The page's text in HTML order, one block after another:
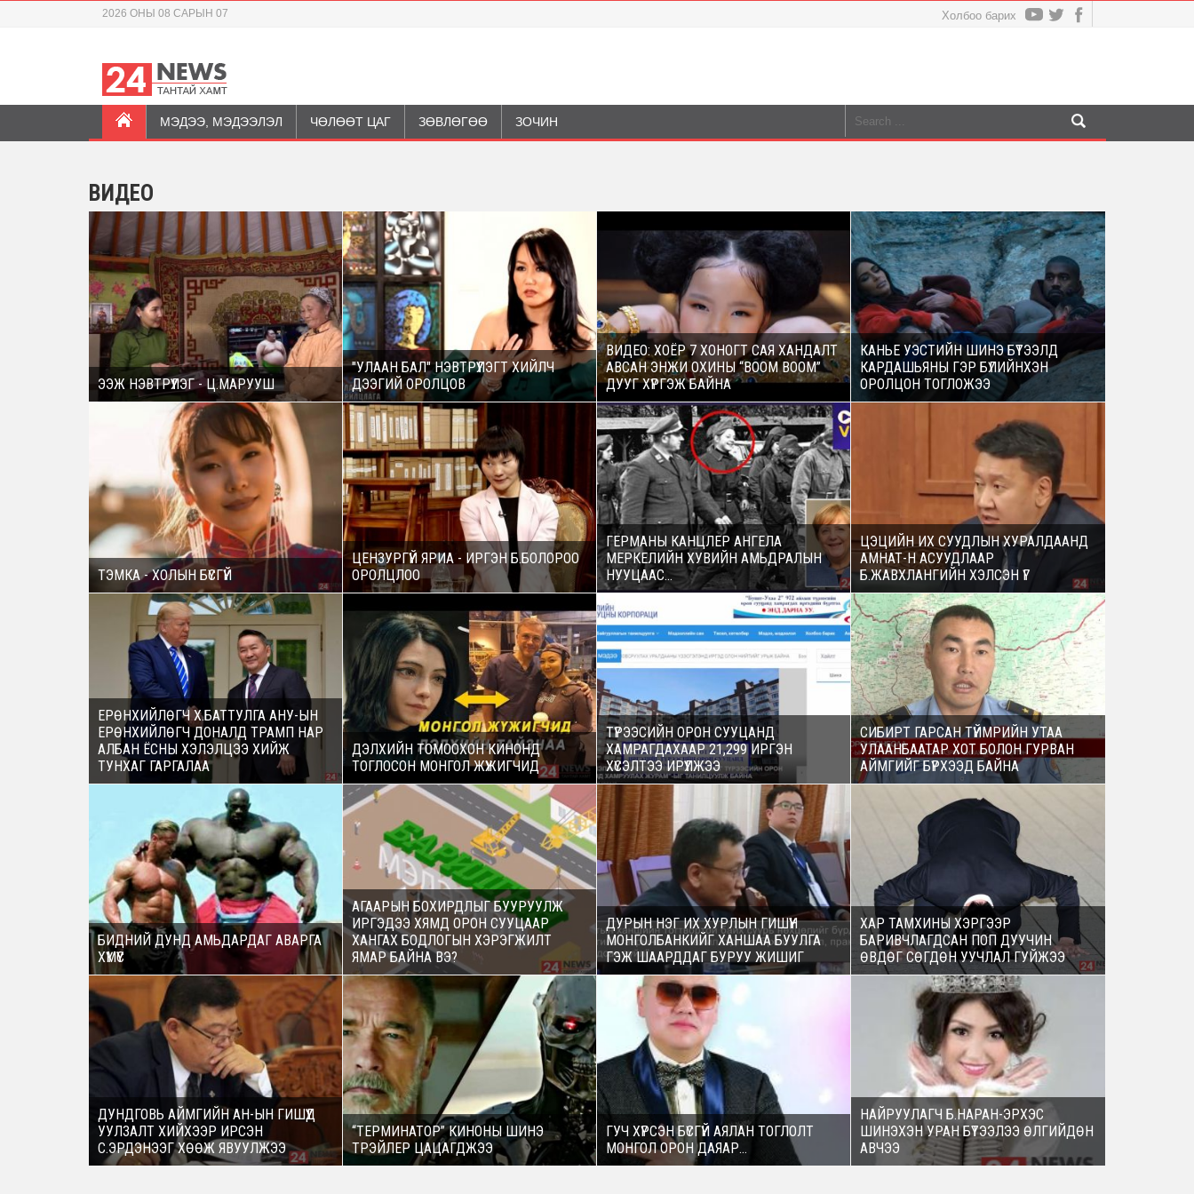
2026 ОНЫ 08 САРЫН 07 Холбоо барих
МЭДЭЭ, МЭДЭЭЛЭЛ ЧӨЛӨӨТ ЦАГ ЗӨВЛӨГӨӨ ЗОЧИН
ВИДЕО
ЭЭЖ НЭВТРҮҮЛЭГ - Ц.МАРУУШ
"УЛААН БАЛ" НЭВТРҮҮЛЭГТ ХИЙЛЧ
ДЭЭГИЙ ОРОЛЦОВ
ВИДЕО: ХОЁР 7 ХОНОГТ САЯ ХАНДАЛТ
АВСАН ЭНЖИ ОХИНЫ “BOOM BOOM”
ДУУГ ХҮРГЭЖ БАЙНА
КАНЬЕ УЭСТИЙН ШИНЭ БҮТЭЭЛД
КАРДАШЬЯНЫ ГЭР БҮЛИЙНХЭН
ОРОЛЦОН ТОГЛОЖЭЭ
ТЭМКА - ХОЛЫН БҮСГҮЙ
ЦЕНЗУРГҮЙ ЯРИА - ИРГЭН Б.БОЛОРОО
ОРОЛЦЛОО
ГЕРМАНЫ КАНЦЛЕР АНГЕЛA
МЕРКЕЛИЙН ХУВИЙН АМЬДРАЛЫН
НУУЦААС...
ЦЭЦИЙН ИХ СУУДЛЫН ХУРАЛДААНД
АМНАТ-Н АСУУДЛААР
Б.ЖАВХЛАНГИЙН ХЭЛСЭН ҮГ
ЕРӨНХИЙЛӨГЧ Х.БАТТУЛГА АНУ-ЫН
ЕРӨНХИЙЛӨГЧ ДОНАЛД ТРАМП НАР
АЛБАН ЁСНЫ ХЭЛЭЛЦЭЭ ХИЙЖ
ТУНХАГ ГАРГАЛАА
ДЭЛХИЙН ТОМООХОН КИНОНД
ТОГЛОСОН МОНГОЛ ЖҮЖИГЧИД
ТҮРЭЭСИЙН ОРОН СУУЦАНД
ХАМРАГДАХААР 21,299 ИРГЭН
ХҮСЭЛТЭЭ ИРҮҮЛЖЭЭ
СИБИРТ ГАРСАН ТҮЙМРИЙН УТАА
УЛААНБААТАР ХОТ БОЛОН ГУРВАН
АЙМГИЙГ БҮРХЭЭД БАЙНА
БИДНИЙ ДУНД АМЬДАРДАГ АВАРГА
ХҮМҮҮС
АГААРЫН БОХИРДЛЫГ БУУРУУЛЖ
ИРГЭДЭЭ ХЯМД ОРОН СУУЦААР
ХАНГАХ БОДЛОГЫН ХЭРЭГЖИЛТ
ЯМАР БАЙНА ВЭ?
ДУРЫН НЭГ ИХ ХУРЛЫН ГИШҮҮН
МОНГОЛБАНКИЙГ ХАНШАА БУУЛГА
ГЭЖ ШААРДДАГ БУРУУ ЖИШИГ
ХАР ТАМХИНЫ ХЭРГЭЭР
БАРИВЧЛАГДСАН ПОП ДУУЧИН
ӨВДӨГ СӨГДӨН УУЧЛАЛ ГУЙЖЭЭ
ДУНДГОВЬ АЙМГИЙН АН-ЫН ГИШҮҮД
УУЛЗАЛТ ХИЙХЭЭР ИРСЭН
С.ЭРДЭНЭЭГ ХѲѲЖ ЯВУУЛЖЭЭ
“ТЕРМИНАТОР” КИНОНЫ ШИНЭ
ТРЭЙЛЕР ЦАЦАГДЖЭЭ
ГУЧ ХҮРСЭН БҮСГҮЙ АЯЛАН ТОГЛОЛТ
МОНГОЛ ОРОН ДАЯАР...
НАЙРУУЛАГЧ Б.НАРАН-ЭРХЭС
ШИНЭХЭН УРАН БҮТЭЭЛЭЭ ӨЛГИЙДӨН
АВЧЭЭ